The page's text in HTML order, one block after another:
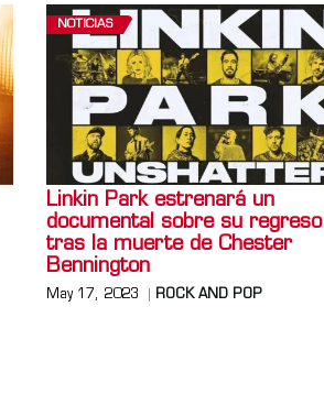
NOTICIAS
Linkin Park estrenará un
documental sobre su regreso
tras la muerte de Chester
Bennington
May 17, 2023 ROCK AND POP